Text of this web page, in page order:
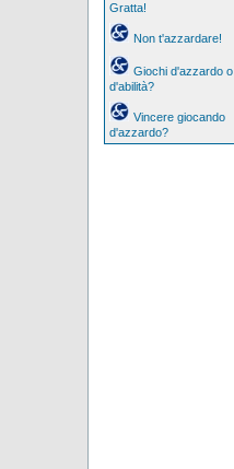
Gratta!
Non t'azzardare!
Giochi d'azzardo o
d'abilità?
Vincere giocando
d'azzardo?